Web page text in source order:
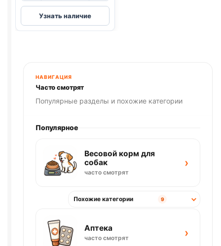
Blitz
(Д/
ШЕРСТИ,
Узнать наличие
НАВИГАЦИЯ
Часто смотрят
Популярные разделы и похожие категории
Популярное
Весовой корм для
собак
часто смотрят
›
Похожие категории 9
Аптека
часто смотрят ›